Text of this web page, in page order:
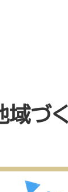
域づく